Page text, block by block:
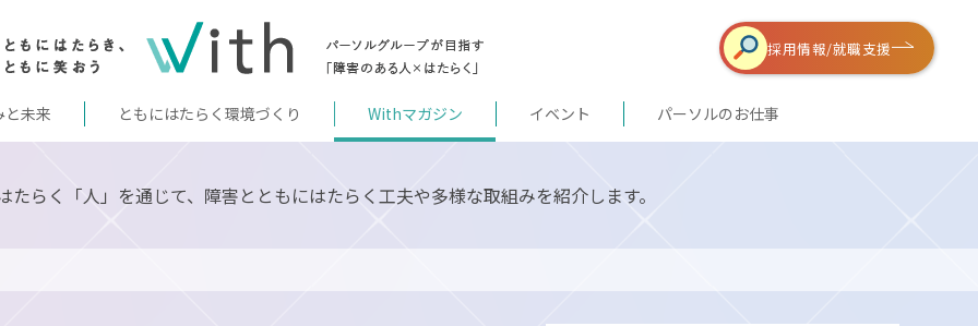
と未来 ともにはたらく環境づくり Withマガジン イベント パーソルのお仕事
採用情報/就職支援
たらく「人」を通じて、障害とともにはたらく工夫や多様な取組みを紹介します。